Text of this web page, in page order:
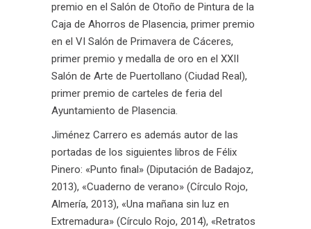
premio en el Salón de Otoño de Pintura de la
Caja de Ahorros de Plasencia, primer premio
en el VI Salón de Primavera de Cáceres,
primer premio y medalla de oro en el XXII
Salón de Arte de Puertollano (Ciudad Real),
primer premio de carteles de feria del
Ayuntamiento de Plasencia.
Jiménez Carrero es además autor de las
portadas de los siguientes libros de Félix
Pinero: «Punto final» (Diputación de Badajoz,
2013), «Cuaderno de verano» (Círculo Rojo,
Almería, 2013), «Una mañana sin luz en
Extremadura» (Círculo Rojo, 2014), «Retratos